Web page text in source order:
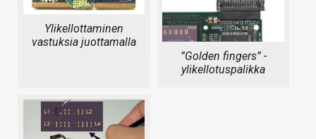
Ylikellottaminen
vastuksia juottamalla
”Golden fingers” -
ylikellotuspalikka